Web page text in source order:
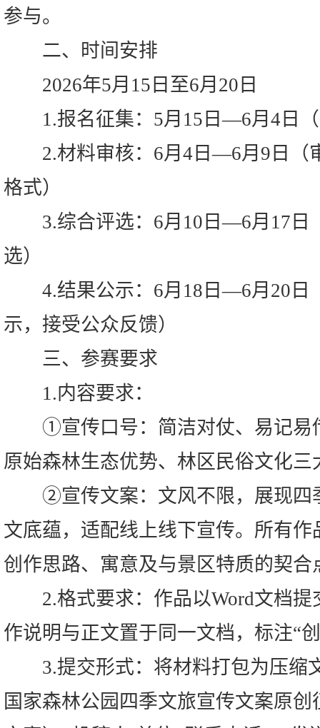
参与。
二、时间安排
2026年5月15日至6月20日
1.报名征集：5月15日—6月4日（
2.材料审核：6月4日—6月9日（
格式）
3.综合评选：6月10日—6月17日
选）
4.结果公示：6月18日—6月20日
示，接受公众反馈）
三、参赛要求
1.内容要求：
①宣传口号：简洁对仗、易记易
原始森林生态优势、林区民俗文化三
②宣传文案：文风不限，展现四
文底蕴，适配线上线下宣传。所有
创作思路、寓意及与景区特质的契合
2.格式要求：作品以Word文档提
作说明与正文置于同一文档，标注“
3.提交形式：将材料打包为压缩
国家森林公园四季文旅宣传文案原